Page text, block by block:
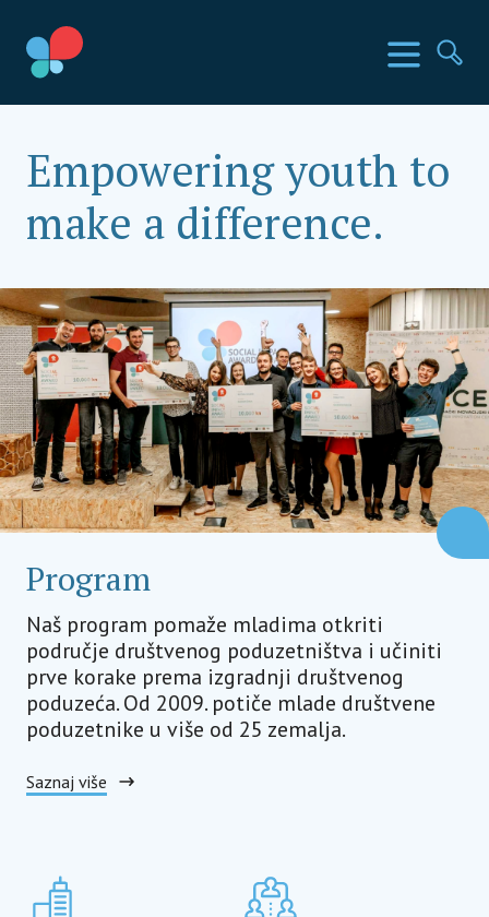
sadržaja
Izbornik
SIA Countries
Empowering youth to
make a difference.
Program
Naš program pomaže mladima otkriti
područje društvenog poduzetništva i učiniti
prve korake prema izgradnji društvenog
poduzeća. Od 2009. potiče mlade društvene
poduzetnike u više od 25 zemalja.
Saznaj više